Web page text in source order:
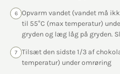
6
Opvarm vandet (vandet må
til 55°C (max temperatur)
gryden og læg låg på gryden.
7
Tilsæt den sidste 1/3 af
temperatur) under omrøring